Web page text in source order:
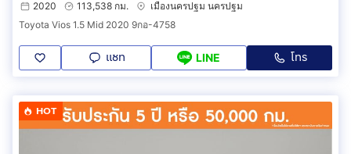
2020
113,538 กม.
เมืองนครปฐม นครปฐม
Toyota Vios 1.5 Mid 2020 9กอ-4758
แชท LINE โทร
HOT